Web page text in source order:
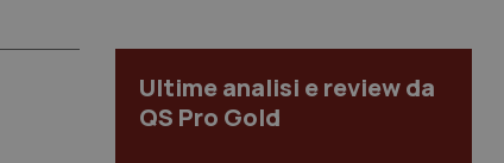
Ultime analisi e review da
QS Pro Gold